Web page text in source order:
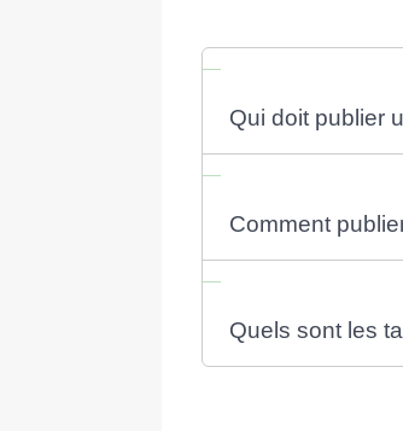
Qui doit publier
Comment
Quels sont les